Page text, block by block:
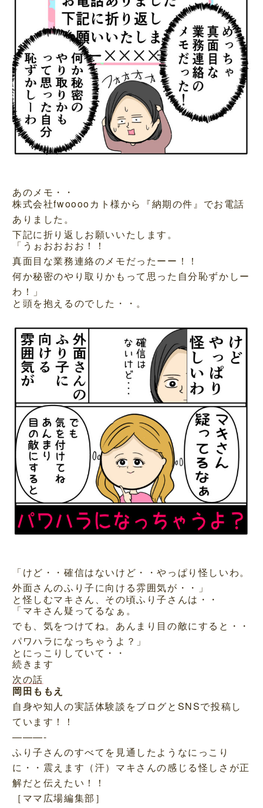
あのメモ・・
株式会社fwooooカト様から『納期の件』でお電話
ありました。
下記に折り返しお願いいたします。
「うぉおおおお！！
真面目な業務連絡のメモだったーー！！
何か秘密のやり取りかもって思った自分恥ずかしー
わ！」
と頭を抱えるのでした・・。
「けど・・確信はないけど・・やっぱり怪しいわ。
外面さんのふり子に向ける雰囲気が・・」
と怪しむマキさん、その頃ふり子さんは・・
「マキさん疑ってるなぁ。
でも、気をつけてね。あんまり目の敵にすると・・
パワハラになっちゃうよ？」
とにっこりしていて・・
続きます
次の話
岡田ももえ
自身や知人の実話体験談をブログとSNSで投稿し
ています！！
———-
ふり子さんのすべてを見通したようなにっこり
に・・震えます（汗）マキさんの感じる怪しさが正
解だと伝えたい！！
［ママ広場編集部］